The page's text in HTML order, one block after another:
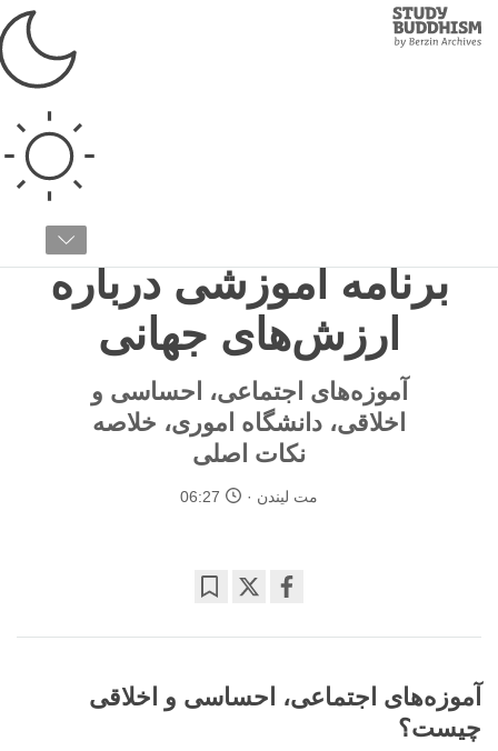
Study
Buddhism
اس ای ای آموختن:
برنامه آموزشی درباره
ارزش‌های جهانی
آموزه‌های اجتماعی، احساسی و
اخلاقی، دانشگاه اموری، خلاصه
نکات اصلی
مت لیندن 06:27
on
آموزه‌های اجتماعی، احساسی و اخلاقی
چیست؟